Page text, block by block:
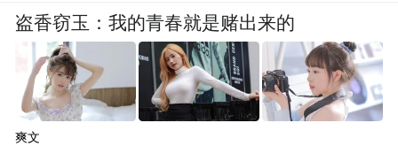
盗香窃玉：我的青春就是赌出来的
爽文